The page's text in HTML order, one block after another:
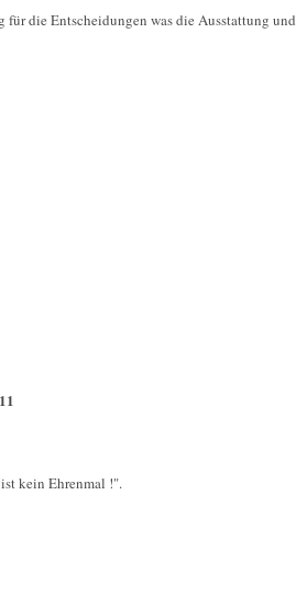
die Entscheidungen was die Ausstattung und
kein Ehrenmal !".